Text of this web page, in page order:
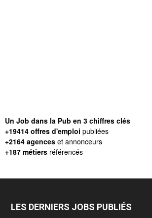
Un Job dans la Pub en 3 chiffres clés
+19414 offres d'emploi publiées
+2164 agences et annonceurs
+187 métiers référencés
LES DERNIERS JOBS PUBLIÉS